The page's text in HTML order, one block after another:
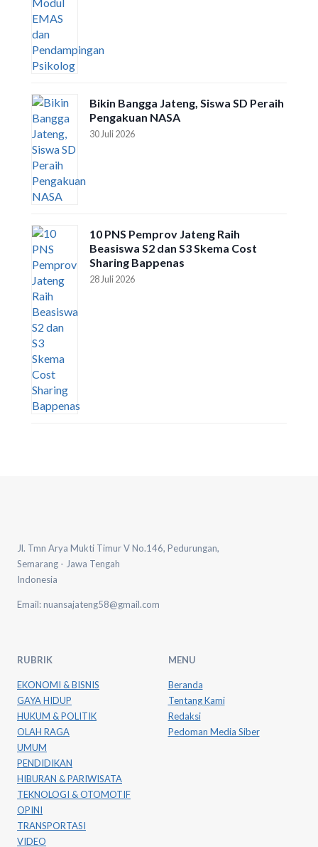
Bikin Bangga Jateng, Siswa SD Peraih
Pengakuan NASA
30 Juli 2026
10 PNS Pemprov Jateng Raih
Beasiswa S2 dan S3 Skema Cost
Sharing Bappenas
28 Juli 2026
Jl. Tmn Arya Mukti Timur V No.146, Pedurungan,
Semarang - Jawa Tengah
Indonesia
Email: nuansajateng58@gmail.com
RUBRIK
EKONOMI & BISNIS
GAYA HIDUP
HUKUM & POLITIK
OLAH RAGA
UMUM
PENDIDIKAN
HIBURAN & PARIWISATA
TEKNOLOGI & OTOMOTIF
OPINI
TRANSPORTASI
VIDEO
MENU
Beranda
Tentang Kami
Redaksi
Pedoman Media Siber